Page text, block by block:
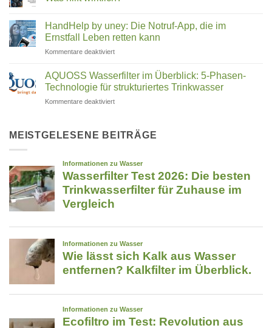
–
welcher
zu
Cleantec:
Familienunternehmen
aus
Rosenheim
die
zu
TFA
im
Trinkwasser
filtern:
Was
hilft
HandHelp by uney: Die Notruf-App, die im
Ernstfall Leben retten kann
Kommentare deaktiviertfür
uney:
Die
Notruf-
im
retten
kann
AQUOSS Wasserfilter im Überblick: 5-Phasen-
Technologie für strukturiertes Trinkwasser
Kommentare deaktiviertfür
im
Phasen-
Technologie
strukturiertes
MEISTGELESENE BEITRÄGE